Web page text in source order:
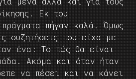
Εκ του
πράγματα πήγαν καλά. Όμως
συζητήσεις που είχα με
ένα: Το πώς θα είναι
Ακόμα και όταν ήταν
να πέσει και να κάνει